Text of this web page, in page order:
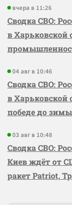
вчера в 11:26
Сводка СВО:
в Харьковской
04 авг в 10:46
Сводка СВО:
в Харьковской
победе до зимы
03 авг в 10:48
Сводка СВО:
Киев ждёт от
ракет Patriot,